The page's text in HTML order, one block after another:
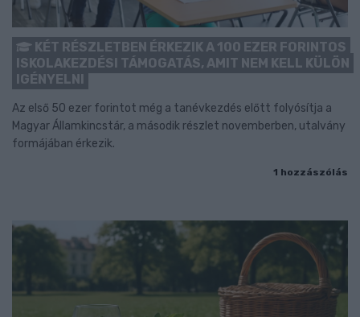
KÉT RÉSZLETBEN ÉRKEZIK A 100 EZER FORINTOS
ISKOLAKEZDÉSI TÁMOGATÁS, AMIT NEM KELL KÜLÖN
IGÉNYELNI
Az első 50 ezer forintot még a tanévkezdés előtt folyósítja a
Magyar Államkincstár, a második részlet novemberben, utalvány
formájában érkezik.
1 hozzászólás